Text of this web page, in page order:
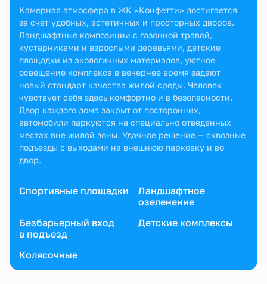
Камерная атмосфера в ЖК «Конфетти» достигается
за счет удобных, эстетичных и просторных дворов.
Ландшафтные композиции с газонной травой,
кустарниками и взрослыми деревьями, детские
площадки из экологичных материалов, уютное
освещение комплекса в вечернее время задают
новый стандарт качества жилой среды. Человек
чувствует себя здесь комфортно и в безопасности.
Двор каждого дома закрыт от посторонних,
автомобили паркуются на специально отведенных
местах вне жилой зоны. Удачное решение — сквозные
подъезды с выходами на внешнюю парковку и во
двор.
Спортивные площадки
Ландшафтное
озеленение
Безбарьерный вход
в подъезд
Детские комплексы
Колясочные